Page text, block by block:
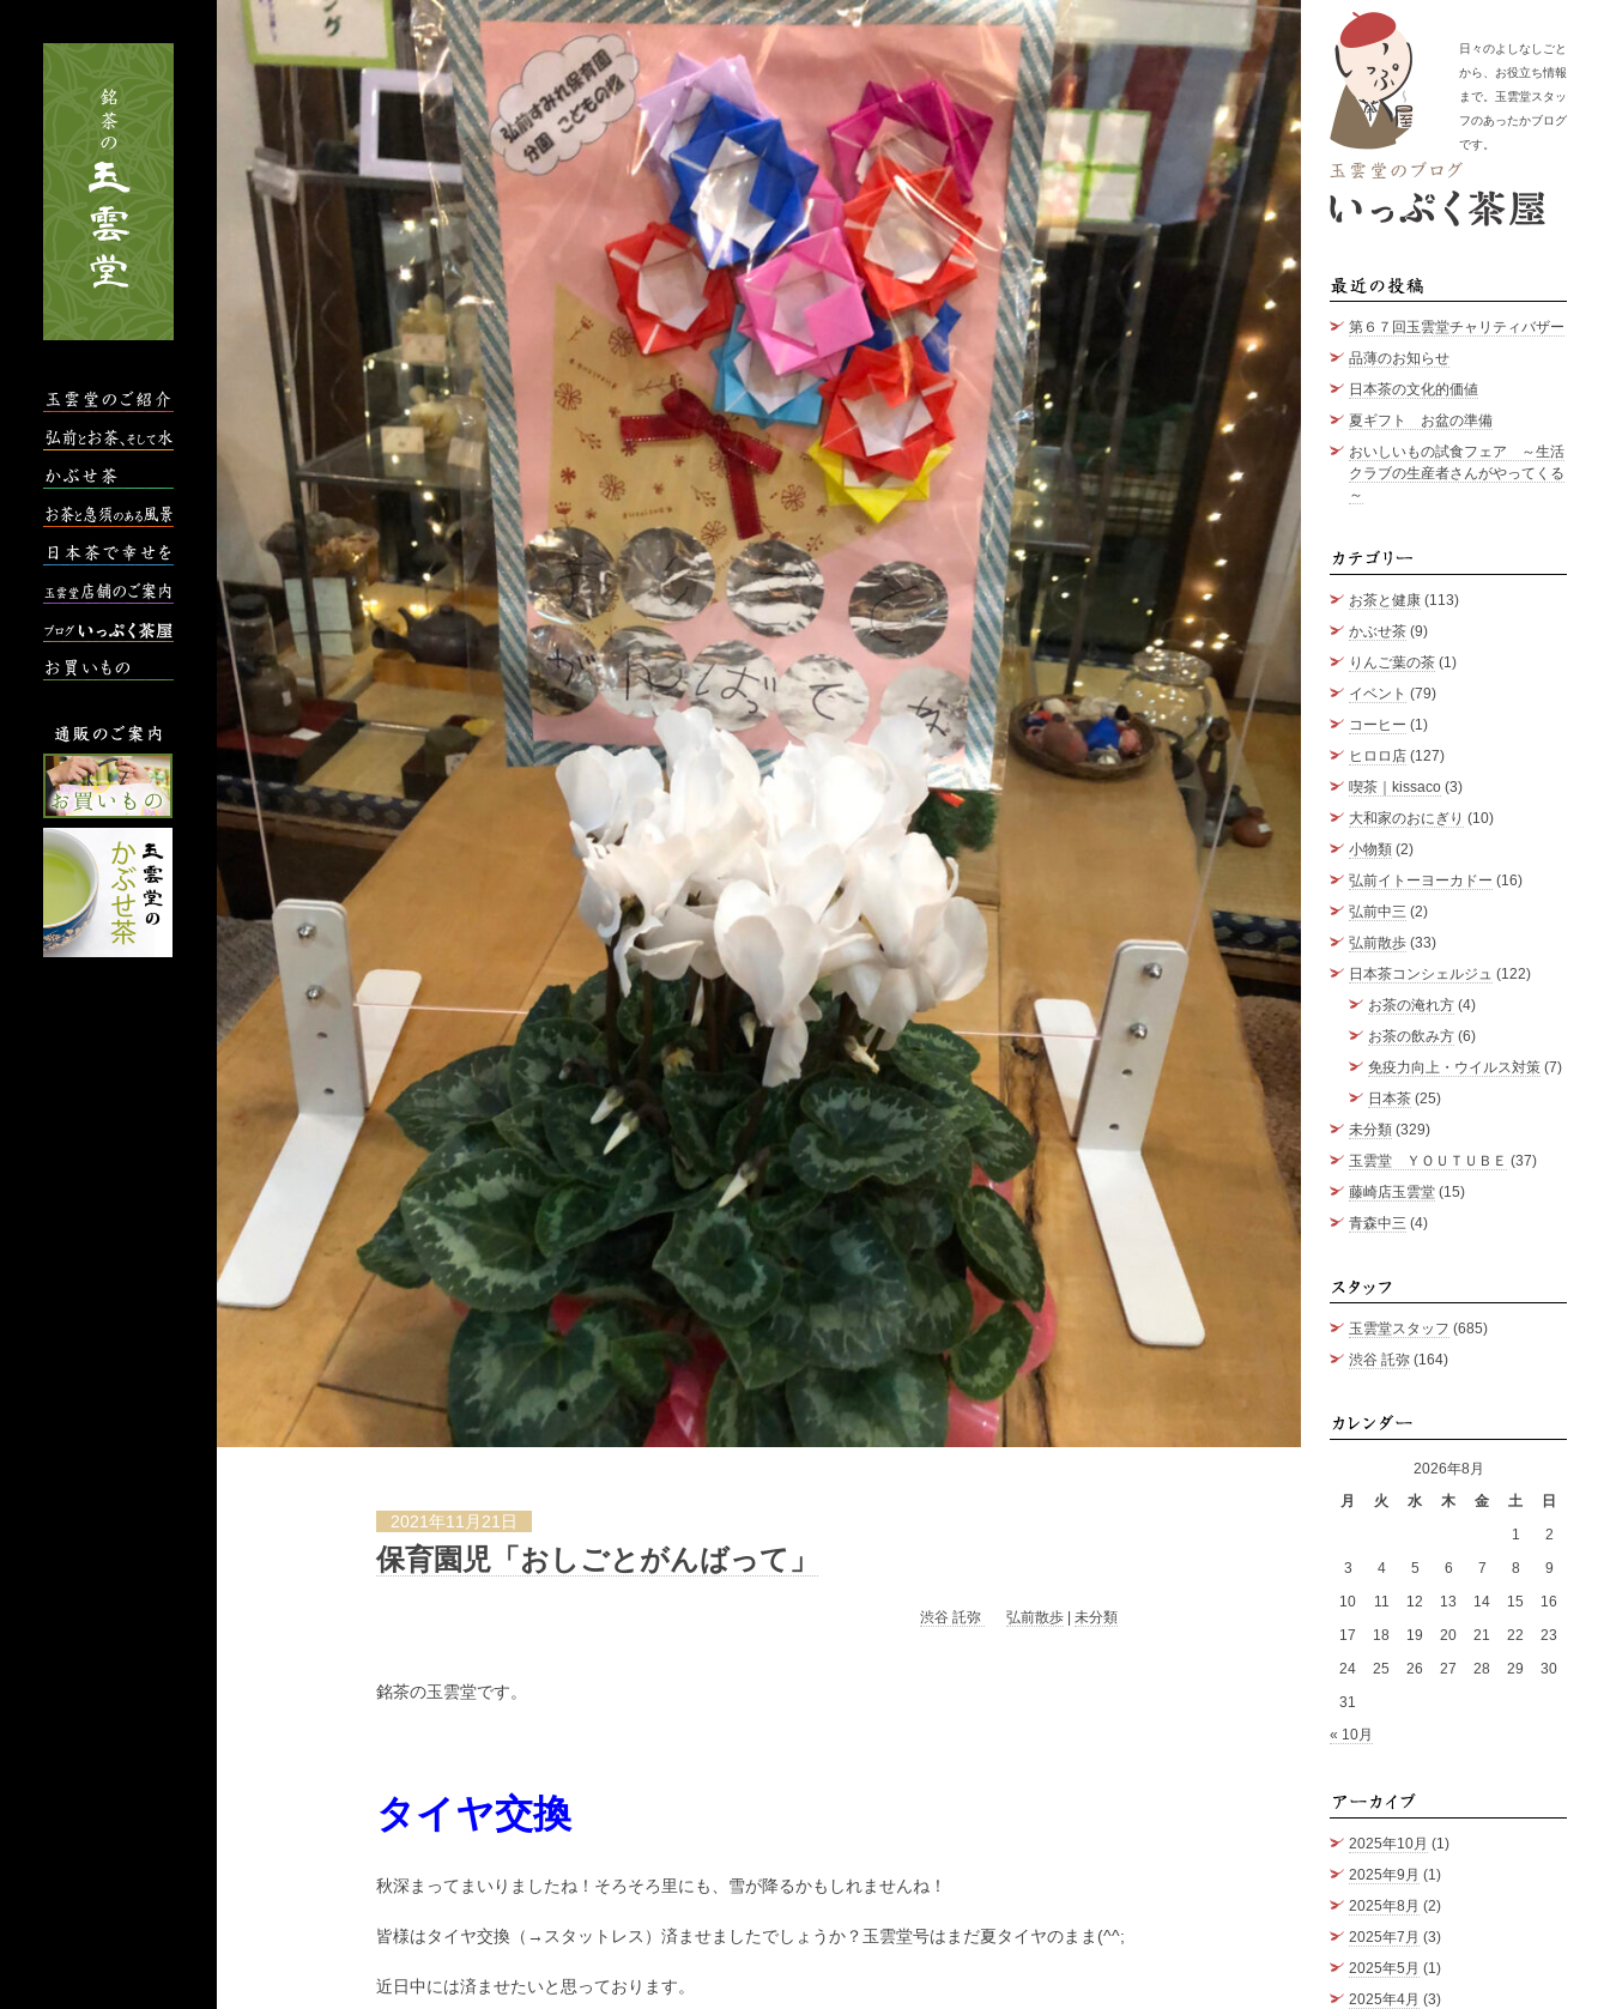
2021年11月21日
保育園児「おしごとがんばって」
渋谷 託弥 弘前散歩| 未分類
銘茶の玉雲堂です。
タイヤ交換
秋深まってまいりましたね！そろそろ里にも、雪が降るかもしれませんね！
皆様はタイヤ交換（→スタットレス）済ませましたでしょうか？玉雲堂号はまだ夏タイヤのまま(^^;
近日中には済ませたいと思っております。
日々のよしなしごと
から、お役立ち情報
まで。玉雲堂スタッ
フのあったかブログ
です。
第６７回玉雲堂チャリティバザー
品薄のお知らせ
日本茶の文化的価値
夏ギフト お盆の準備
おいしいもの試食フェア ～生活
クラブの生産者さんがやってくる
～
お茶と健康 (113)
かぶせ茶 (9)
りんご葉の茶 (1)
イベント (79)
コーヒー (1)
ヒロロ店 (127)
喫茶｜kissaco (3)
大和家のおにぎり (10)
小物類 (2)
弘前イトーヨーカドー (16)
弘前中三 (2)
弘前散歩 (33)
日本茶コンシェルジュ (122)
お茶の淹れ方 (4)
お茶の飲み方 (6)
免疫力向上・ウイルス対策 (7)
日本茶 (25)
未分類 (329)
玉雲堂 ＹＯＵＴＵＢＥ (37)
藤崎店玉雲堂 (15)
青森中三 (4)
玉雲堂スタッフ (685)
渋谷 託弥 (164)
2026年8月
月
火 水 木 金 土
日
1
2
3
4 5 6 7 8
9
10
11 12 13 14 15
16
17
18 19 20 21 22
23
24
25 26 27 28 29
30
31
« 10月
2025年10月 (1)
2025年9月 (1)
2025年8月 (2)
2025年7月 (3)
2025年5月 (1)
2025年4月 (3)